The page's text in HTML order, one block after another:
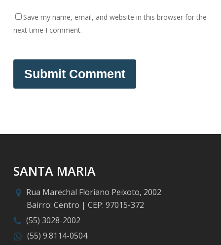
Save my name, email, and website in this browser for the
next time I comment.
SANTA MARIA
Rua Marechal Floriano Peixoto, 2002
Bairro: Centro | CEP: 97015-372
(55) 3028-2002
(55) 9.8114-0504